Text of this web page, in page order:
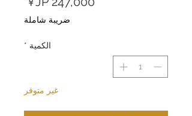
البيعضريبة شاملة
الكمية *
غير متوفر